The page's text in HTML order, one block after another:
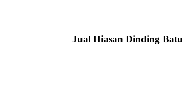
Jual Hiasan Dinding Batu